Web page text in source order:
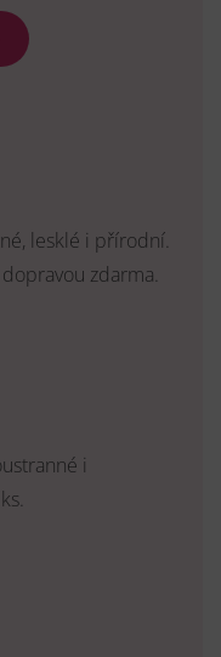
lesklé i přírodní.
zdarma.
i